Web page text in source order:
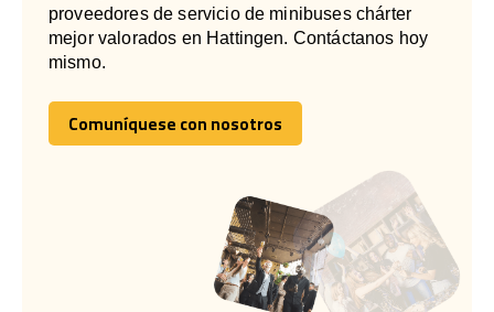
proveedores de servicio de minibuses chárter
mejor valorados en Hattingen. Contáctanos hoy
mismo.
Comuníquese con nosotros
Comuníquese con nosotros